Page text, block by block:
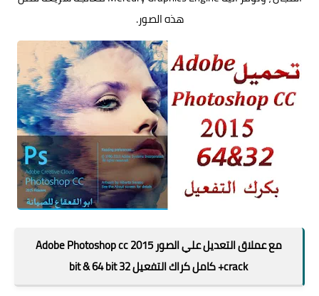
هذه الصور.
مع عملاق التعديل علي الصور Adobe Photoshop cc 2015
+crack كامل كراك التفعيل 32 bit & 64 bit